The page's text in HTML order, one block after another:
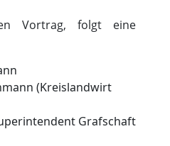
Vortrag, folgt eine
(Kreislandwirt
Grafschaft